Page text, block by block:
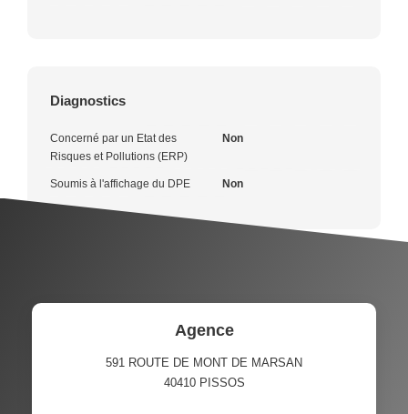
Diagnostics
Concerné par un Etat des
Risques et Pollutions (ERP)
Non
Soumis à l'affichage du DPE Non
Agence
591 ROUTE DE MONT DE MARSAN
40410 PISSOS